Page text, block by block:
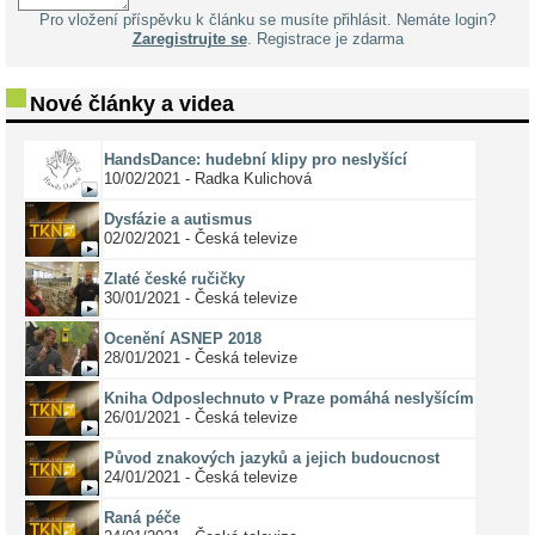
Pro vložení příspěvku k článku se musíte přihlásit. Nemáte login?
Zaregistrujte se. Registrace je zdarma
Nové články a videa
HandsDance: hudební klipy pro neslyšící
10/02/2021 - Radka Kulichová
Dysfázie a autismus
02/02/2021 - Česká televize
Zlaté české ručičky
30/01/2021 - Česká televize
Ocenění ASNEP 2018
28/01/2021 - Česká televize
Kniha Odposlechnuto v Praze pomáhá neslyšícím
26/01/2021 - Česká televize
Původ znakových jazyků a jejich budoucnost
24/01/2021 - Česká televize
Raná péče